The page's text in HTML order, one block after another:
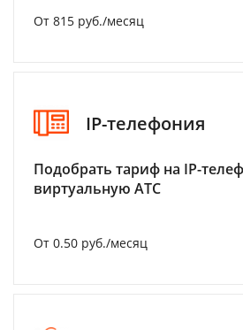
От 815 руб./месяц
IP-телефония
Подобрать тариф на IP-
виртуальную АТС
От 0.50 руб./месяц